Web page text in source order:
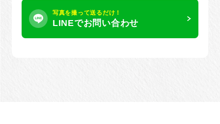
写真を撮って送るだけ！
LINEでお問い合わせ